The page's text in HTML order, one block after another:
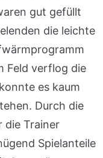
gut gefüllt
die leichte
Feld verflog die
es kaum
Durch die
die Trainer
Spielanteile